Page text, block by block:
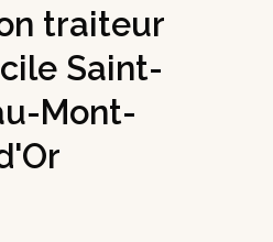
traiteur
Saint-
Mont-